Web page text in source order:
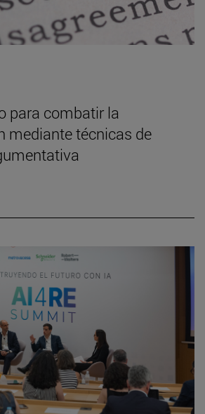
para combatir la
mediante técnicas de